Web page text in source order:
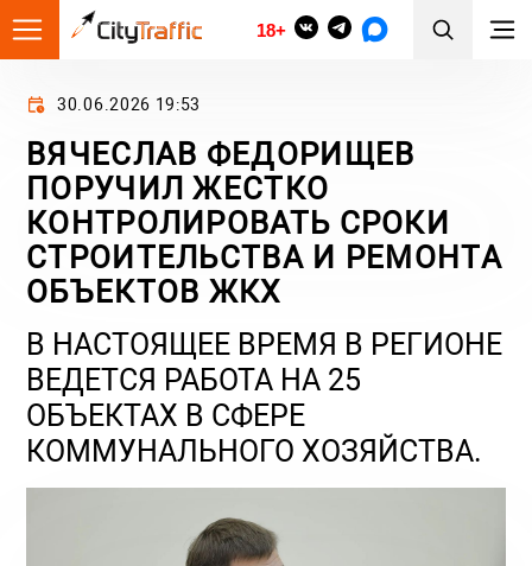
18+
30.06.2026 19:53
ВЯЧЕСЛАВ ФЕДОРИЩЕВ
ПОРУЧИЛ ЖЕСТКО
КОНТРОЛИРОВАТЬ СРОКИ
СТРОИТЕЛЬСТВА И РЕМОНТА
ОБЪЕКТОВ ЖКХ
В НАСТОЯЩЕЕ ВРЕМЯ В РЕГИОНЕ
ВЕДЕТСЯ РАБОТА НА 25
ОБЪЕКТАХ В СФЕРЕ
КОММУНАЛЬНОГО ХОЗЯЙСТВА.